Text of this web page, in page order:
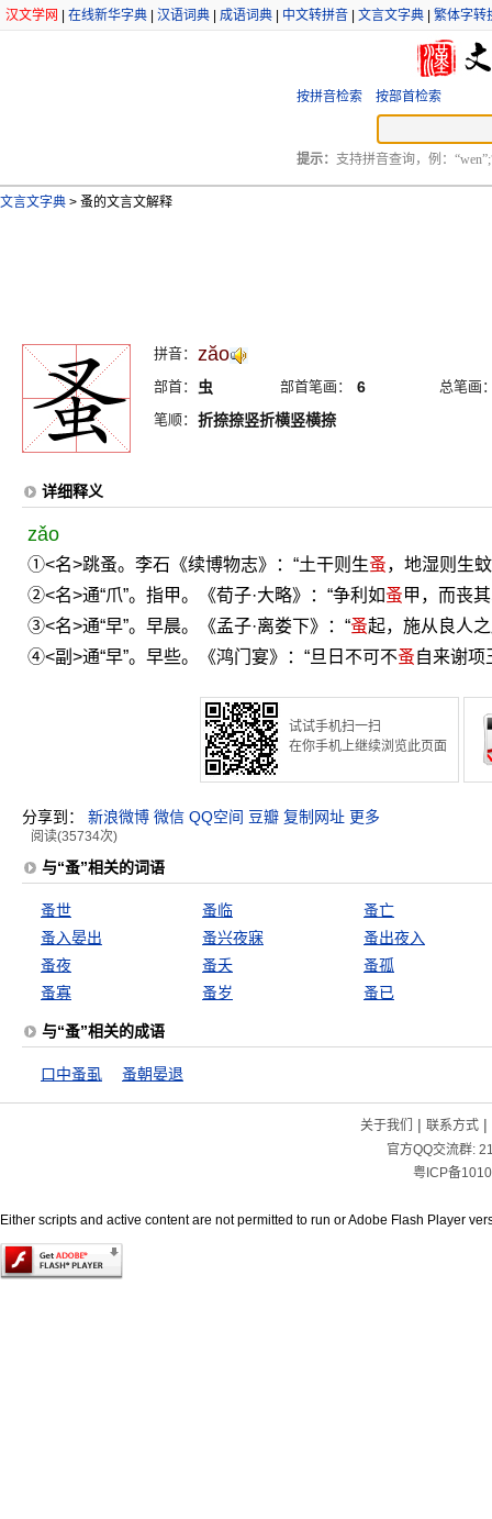
汉文学网 在线新华字典 汉语词典 成语词典 中文转拼音 文言文字典 繁体字转
按拼音检索 按部首检索
提示： 支持拼音查询，例：
文言文字典 > 蚤的文言文解释
拼音： zăo
部首： 虫 部首笔画： 6
总笔画
笔顺： 折捺捺竖折横竖横捺
详细释义
zǎo
①<名>跳蚤。李石《续博物志》：“土干则生蚤，地湿则生
②<名>通“爪”。指甲。《荀子·大略》：“争利如蚤甲，而丧
③<名>通“早”。早晨。《孟子·离娄下》：“蚤起，施从良人
④<副>通“早”。早些。《鸿门宴》：“旦日不可不蚤自来谢项
试试手机扫一扫
在你手机上继续浏览此页面
分享到： 新浪微博 微信 QQ空间 豆瓣 复制网址 更多
阅读(35734次)
与“蚤”相关的词语
蚤世 蚤临
蚤亡
蚤入晏出
蚤兴夜寐
蚤出夜入
蚤夜
蚤夭
蚤孤
蚤寡
蚤岁 蚤已
与“蚤”相关的成语
口中蚤虱 蚤朝晏退
关于我们 | 联系方式|
官方QQ交流群:
粤ICP备
Either scripts and active content are not permitted to run or Adobe Flash Player